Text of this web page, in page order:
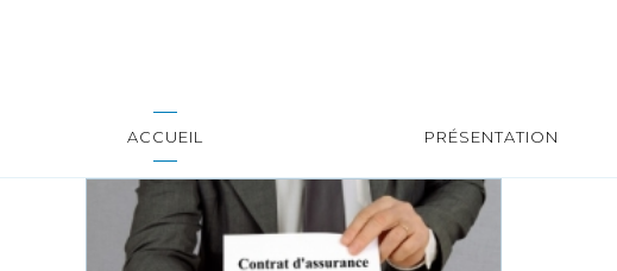
ACCUEIL PRÉSENTATION